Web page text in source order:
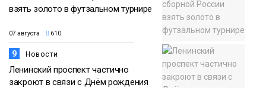
взять золото в футзальном турнире
07 августа 610
9 Новости
Ленинский проспект частично
закроют в связи с Днём рождения